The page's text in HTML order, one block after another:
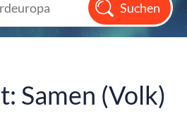
Samen (Volk)